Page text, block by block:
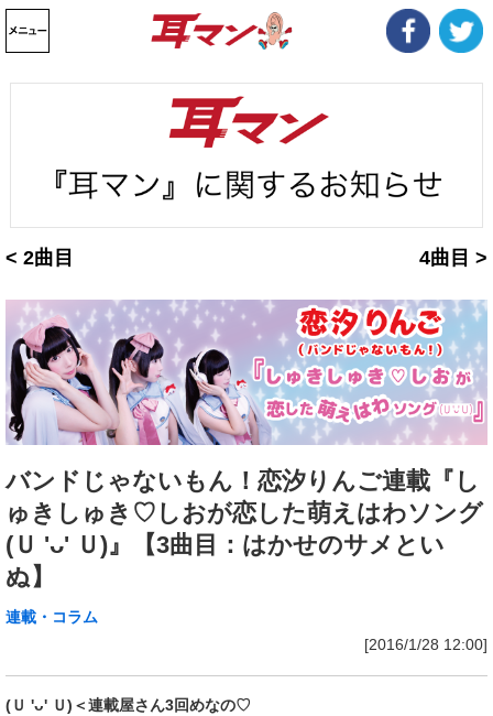
< 2曲目 4曲目 >
バンドじゃないもん！恋汐りんご連載『し
ゅきしゅき♡しおが恋した萌えはわソング
(Ｕ 'ᴗ' Ｕ)』【3曲目：はかせのサメとい
ぬ】
連載・コラム
[2016/1/28 12:00]
(Ｕ 'ᴗ' Ｕ)＜連載屋さん3回めなの♡